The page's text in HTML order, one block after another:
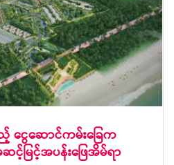
ငွေဆောင်ကမ်းခြေက
ဆင့်မြင့်အပန်း‌ဖြေအိမ်ရာ